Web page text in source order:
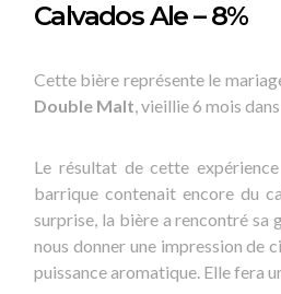
Calvados Ale – 8%
Cette bière représente le
Double Malt, vieillie 6 mois
Le résultat de cette
barrique contenait encore du
surprise, la bière a rencontré sa
nous donner une impression de
puissance aromatique. Elle fera